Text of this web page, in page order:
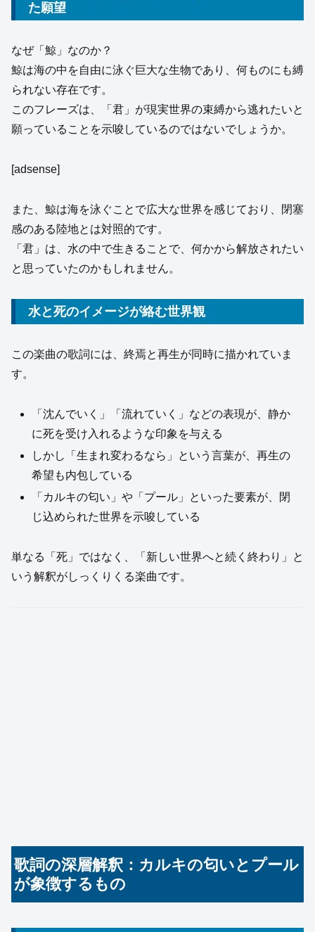
た願望
なぜ「鯨」なのか？
鯨は海の中を自由に泳ぐ巨大な生物であり、何ものにも縛
られない存在です。
このフレーズは、「君」が現実世界の束縛から逃れたいと
願っていることを示唆しているのではないでしょうか。
[adsense]
また、鯨は海を泳ぐことで広大な世界を感じており、閉塞
感のある陸地とは対照的です。
「君」は、水の中で生きることで、何かから解放されたい
と思っていたのかもしれません。
水と死のイメージが絡む世界観
この楽曲の歌詞には、終焉と再生が同時に描かれていま
す。
「沈んでいく」「流れていく」などの表現が、静か
に死を受け入れるような印象を与える
しかし「生まれ変わるなら」という言葉が、再生の
希望も内包している
「カルキの匂い」や「プール」といった要素が、閉
じ込められた世界を示唆している
単なる「死」ではなく、「新しい世界へと続く終わり」と
いう解釈がしっくりくる楽曲です。
歌詞の深層解釈：カルキの匂いとプール
が象徴するもの